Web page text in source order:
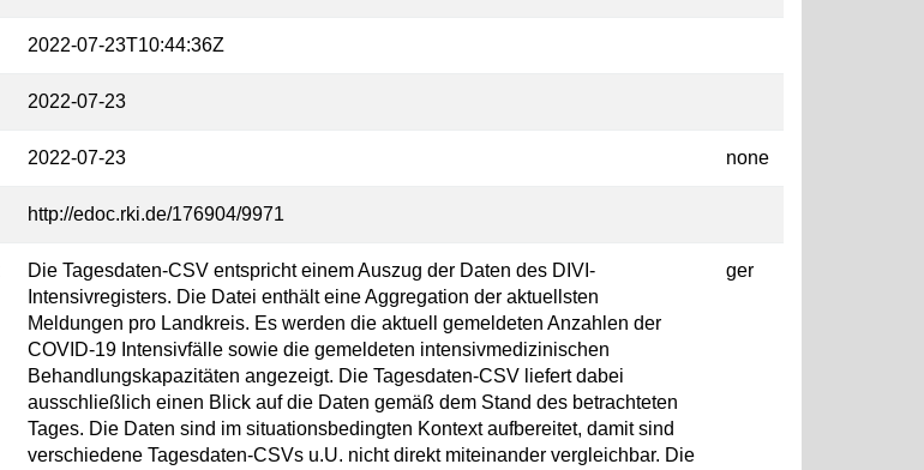
2022-07-23T10:44:36Z
2022-07-23
2022-07-23 none
http://edoc.rki.de/176904/9971
Die Tagesdaten-CSV entspricht einem Auszug der Daten des DIVI-
Intensivregisters. Die Datei enthält eine Aggregation der aktuellsten
Meldungen pro Landkreis. Es werden die aktuell gemeldeten Anzahlen der
COVID-19 Intensivfälle sowie die gemeldeten intensivmedizinischen
Behandlungskapazitäten angezeigt. Die Tagesdaten-CSV liefert dabei
ausschließlich einen Blick auf die Daten gemäß dem Stand des betrachteten
Tages. Die Daten sind im situationsbedingten Kontext aufbereitet, damit sind
verschiedene Tagesdaten-CSVs u.U. nicht direkt miteinander vergleichbar. Die
ger